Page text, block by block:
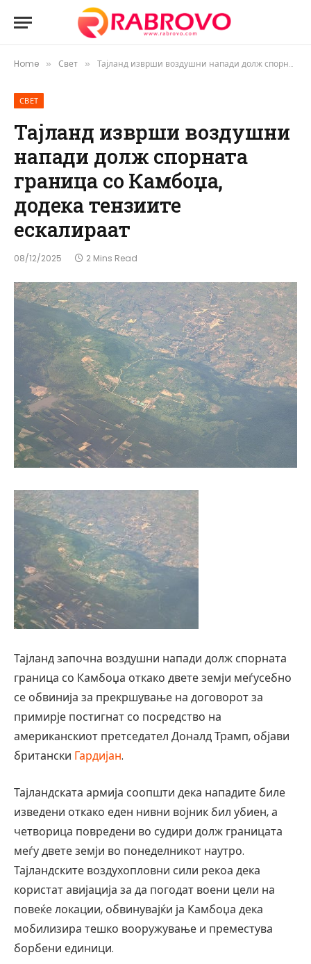
Home » Свет » Тајланд изврши воздушни напади долж спорната граница со Камбоџа, додека тензиите ескалираат
СВЕТ
Тајланд изврши воздушни
напади долж спорната
граница со Камбоџа,
додека тензиите
ескалираат
08/12/2025 2 Mins Read
Тајланд започна воздушни напади долж спорната
граница со Камбоџа откако двете земји меѓусебно
се обвинија за прекршување на договорот за
примирје постигнат со посредство на
американскиот претседател Доналд Трамп, објави
британски Гардијан.
Тајландската армија соопшти дека нападите биле
изведени откако еден нивни војник бил убиен, а
четворица повредени во судири долж границата
меѓу двете земји во понеделникот наутро.
Тајландските воздухопловни сили рекоа дека
користат авијација за да погодат воени цели на
повеќе локации, обвинувајќи ја Камбоџа дека
мобилизира тешко вооружување и преместува
борбени единици.